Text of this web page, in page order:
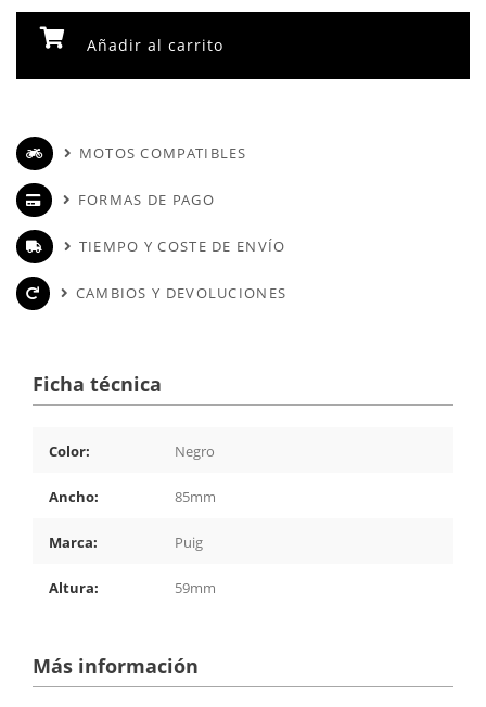
Añadir al carrito
MOTOS COMPATIBLES
FORMAS DE PAGO
TIEMPO Y COSTE DE ENVÍO
CAMBIOS Y DEVOLUCIONES
Ficha técnica
Color: Negro
Ancho: 85mm
Marca: Puig
Altura: 59mm
Más información